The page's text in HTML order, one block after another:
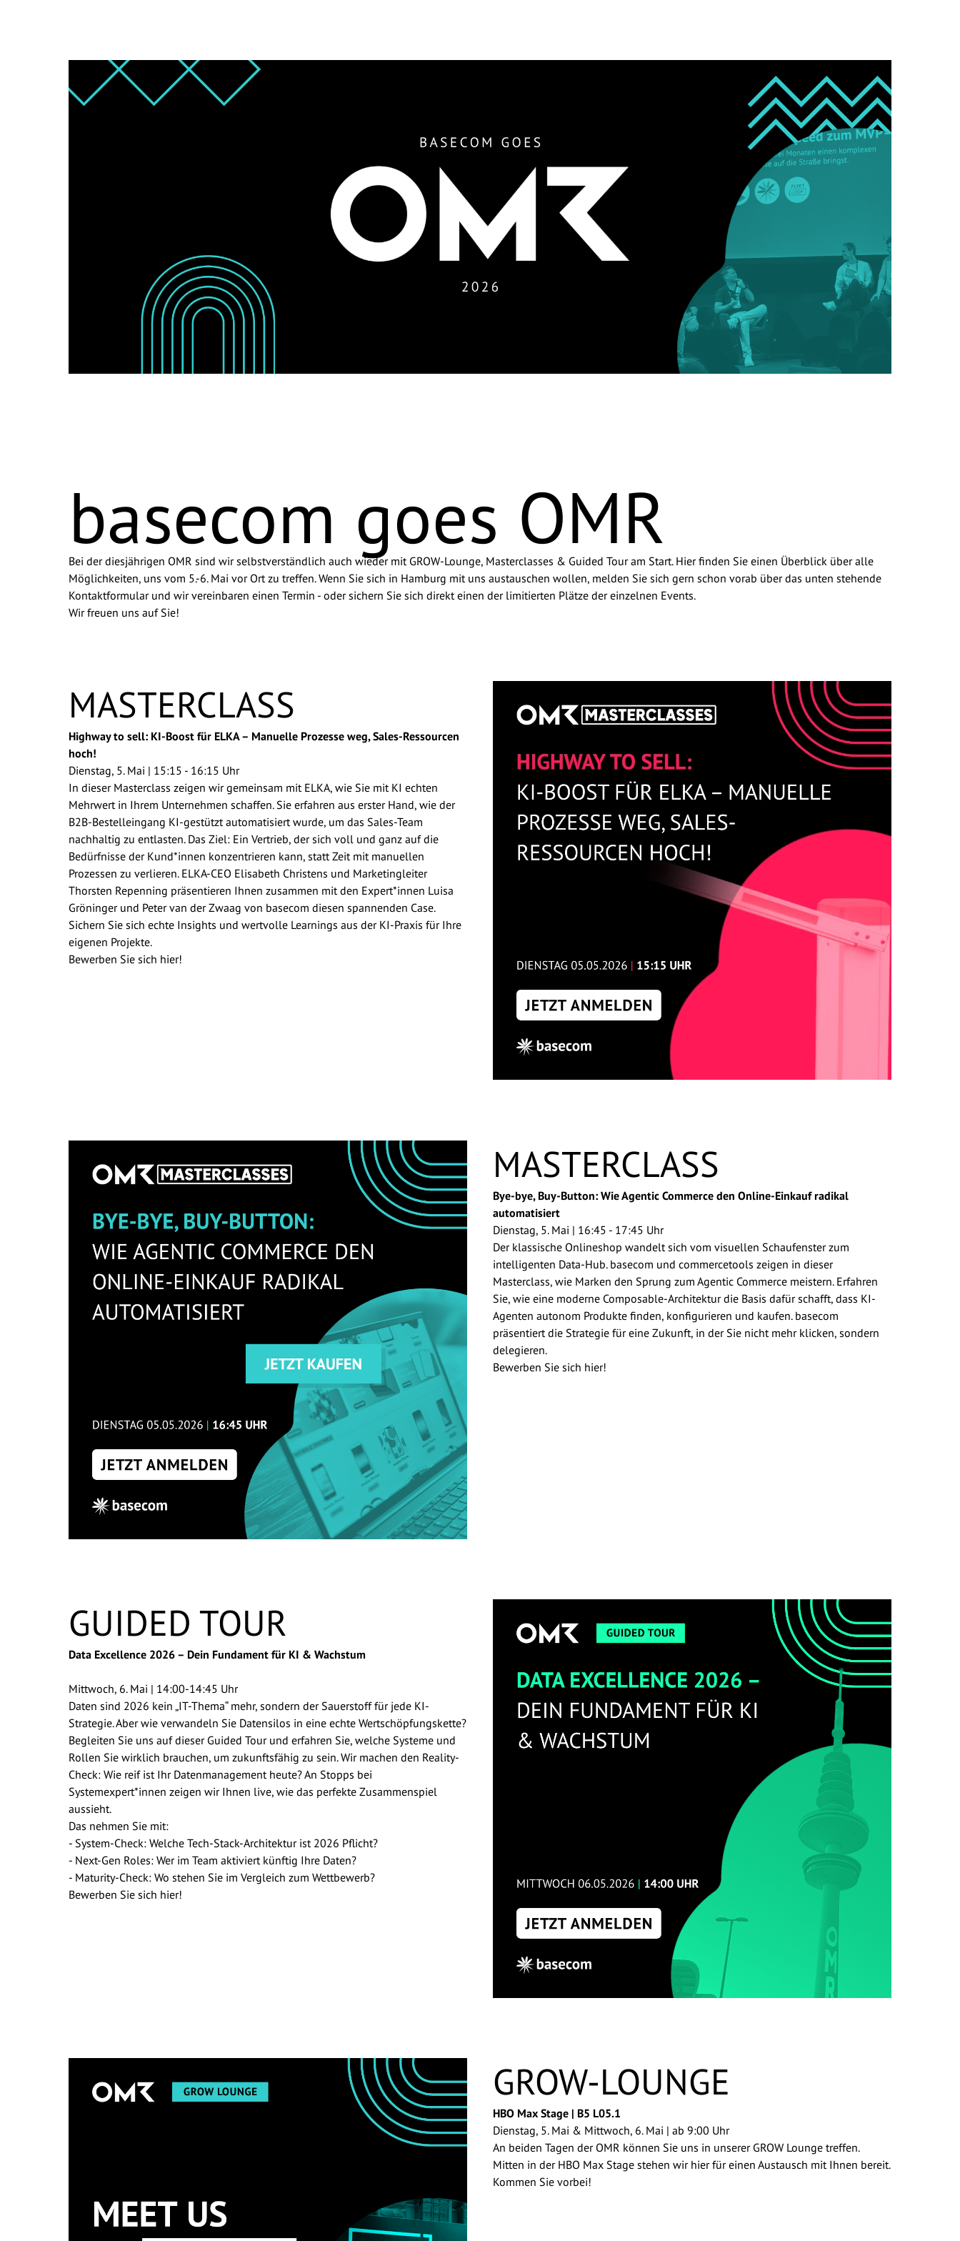
basecom goes OMR
Bei der diesjährigen OMR sind wir selbstverständlich auch wieder mit GROW-Lounge, Masterclasses & Guided Tour am Start. Hier finden Sie einen Überblick über alle
Möglichkeiten, uns vom 5.-6. Mai vor Ort zu treffen. Wenn Sie sich in Hamburg mit uns austauschen wollen, melden Sie sich gern schon vorab über das unten stehende
Kontaktformular und wir vereinbaren einen Termin - oder sichern Sie sich direkt einen der limitierten Plätze der einzelnen Events.
Wir freuen uns auf Sie!
MASTERCLASS
Highway to sell: KI-Boost für ELKA – Manuelle Prozesse weg, Sales-Ressourcen
hoch!
Dienstag, 5. Mai | 15:15 - 16:15 Uhr
In dieser Masterclass zeigen wir gemeinsam mit ELKA, wie Sie mit KI echten
Mehrwert in Ihrem Unternehmen schaffen. Sie erfahren aus erster Hand, wie der
B2B-Bestelleingang KI-gestützt automatisiert wurde, um das Sales-Team
nachhaltig zu entlasten. Das Ziel: Ein Vertrieb, der sich voll und ganz auf die
Bedürfnisse der Kund*innen konzentrieren kann, statt Zeit mit manuellen
Prozessen zu verlieren. ELKA-CEO Elisabeth Christens und Marketingleiter
Thorsten Repenning präsentieren Ihnen zusammen mit den Expert*innen Luisa
Gröninger und Peter van der Zwaag von basecom diesen spannenden Case.
Sichern Sie sich echte Insights und wertvolle Learnings aus der KI-Praxis für Ihre
eigenen Projekte.
Bewerben Sie sich hier!
MASTERCLASS
Bye-bye, Buy-Button: Wie Agentic Commerce den Online-Einkauf radikal
automatisiert
Dienstag, 5. Mai | 16:45 - 17:45 Uhr
Der klassische Onlineshop wandelt sich vom visuellen Schaufenster zum
intelligenten Data-Hub. basecom und commercetools zeigen in dieser
Masterclass, wie Marken den Sprung zum Agentic Commerce meistern. Erfahren
Sie, wie eine moderne Composable-Architektur die Basis dafür schafft, dass KI-
Agenten autonom Produkte finden, konfigurieren und kaufen. basecom
präsentiert die Strategie für eine Zukunft, in der Sie nicht mehr klicken, sondern
delegieren.
Bewerben Sie sich hier!
GUIDED TOUR
Data Excellence 2026 – Dein Fundament für KI & Wachstum
Mittwoch, 6. Mai | 14:00-14:45 Uhr
Daten sind 2026 kein „IT-Thema“ mehr, sondern der Sauerstoff für jede KI-
Strategie. Aber wie verwandeln Sie Datensilos in eine echte Wertschöpfungskette?
Begleiten Sie uns auf dieser Guided Tour und erfahren Sie, welche Systeme und
Rollen Sie wirklich brauchen, um zukunftsfähig zu sein. Wir machen den Reality-
Check: Wie reif ist Ihr Datenmanagement heute? An Stopps bei
Systemexpert*innen zeigen wir Ihnen live, wie das perfekte Zusammenspiel
aussieht.
Das nehmen Sie mit:
- System-Check: Welche Tech-Stack-Architektur ist 2026 Pflicht?
- Next-Gen Roles: Wer im Team aktiviert künftig Ihre Daten?
- Maturity-Check: Wo stehen Sie im Vergleich zum Wettbewerb?
Bewerben Sie sich hier!
GROW-LOUNGE
HBO Max Stage | B5 L05.1
Dienstag, 5. Mai & Mittwoch, 6. Mai | ab 9:00 Uhr
An beiden Tagen der OMR können Sie uns in unserer GROW Lounge treffen.
Mitten in der HBO Max Stage stehen wir hier für einen Austausch mit Ihnen bereit.
Kommen Sie vorbei!
Klingt gut? Dann sichern Sie sich
schnell Ihre Plätze und vereinbaren Sie
Ihren Wunschtermin mit uns bei der
OMR! Wir freuen uns auf Sie!
Termin am 5. Mai
Nachname*
Unternehmen*
E-Mail*
Nachricht
Ich möchte von der basecom GmbH & Co. KG zu werblichen Zwecken per E-Mail kontaktiert werden und
willige ein, dass meine Daten an andere Gesellschaften der basecom-Gruppe weitergeleitet werden.
Diese Einwilligung kann ich jederzeit per E-Mail an
info@basecom.de
widerrufen. Die
Datenschutzerklärung habe ich gelesen.